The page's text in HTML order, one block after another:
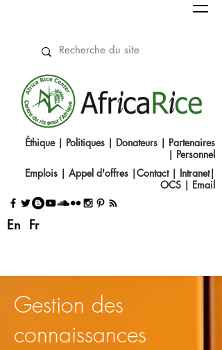
En Fr
Éthique| Politiques | Donateurs | Partenaires
| Personnel
Emplois | Appel d'offres |Contact |​ Intranet|
OCS | Email
Gestion des
connaissances